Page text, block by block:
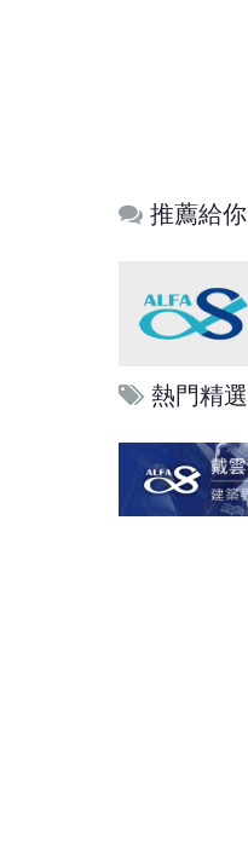
推薦給你
熱門精選